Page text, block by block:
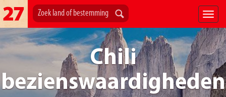
Chili
bezienswaardigheden